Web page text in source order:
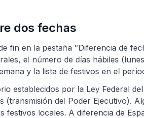
dos fechas
fin en la pestaña "Diferencia de
el número de días hábiles
y la lista de festivos en el
establecidos por la Ley Federal
(transmisión del Poder Ejecutivo).
festivos locales. A diferencia de